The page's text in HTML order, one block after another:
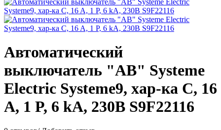
Автоматический
выключатель "АВ" Systeme
Electric Systeme9, хар-ка C, 16
A, 1 P, 6 kA, 230В S9F22116